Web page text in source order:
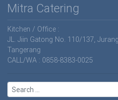
Mitra Catering
Kitchen / Office :
JL. Jiin Gatong No. 110/137,
Tangerang
CALL/WA : 0858-8383-0025